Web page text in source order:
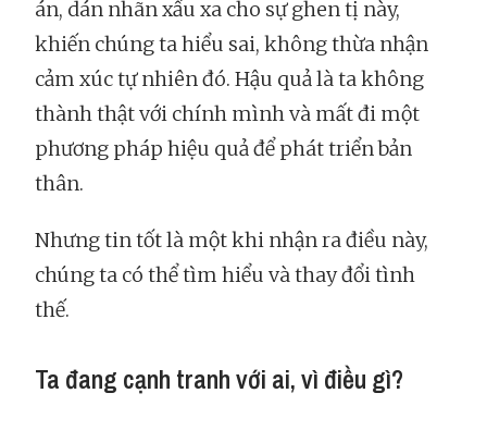
án, dán nhãn xấu xa cho sự ghen tị này,
khiến chúng ta hiểu sai, không thừa nhận
cảm xúc tự nhiên đó. Hậu quả là ta không
thành thật với chính mình và mất đi một
phương pháp hiệu quả để phát triển bản
thân.
Nhưng tin tốt là một khi nhận ra điều này,
chúng ta có thể tìm hiểu và thay đổi tình
thế.
Ta đang cạnh tranh với ai, vì điều gì?